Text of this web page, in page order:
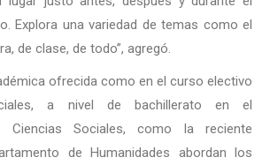
Explora una variedad de temas como el
de clase, de todo”, agregó.
ofrecida como en el curso electivo
a nivel de bachillerato en el
Ciencias Sociales, como la reciente
de Humanidades abordan los